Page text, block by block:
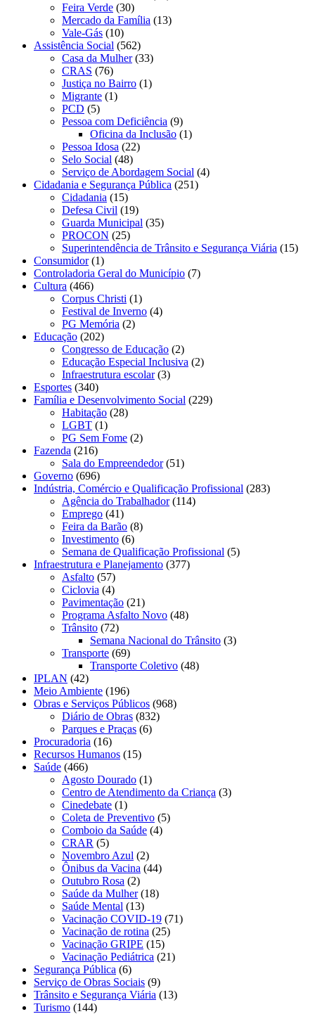
Feira Verde (30)
Mercado da Família (13)
Vale-Gás (10)
Assistência Social (562)
Casa da Mulher(33)
CRAS (76)
Justiça no Bairro (1)
Migrante (1)
PCD (5)
Pessoa com Deficiência (9)
Oficina da Inclusão (1)
Pessoa Idosa (22)
Selo Social (48)
Serviço de Abordagem Social (4)
Cidadania e Segurança Pública (251)
Cidadania (15)
Defesa Civil (19)
Guarda Municipal (35)
PROCON (25)
Superintendência de Trânsito e Segurança Viária (15)
Consumidor(1)
Controladoria Geral do Município (7)
Cultura (466)
Corpus Christi (1)
Festival de Inverno (4)
PG Memória (2)
Educação (202)
Congresso de Educação (2)
Educação Especial Inclusiva (2)
Infraestrutura escolar(3)
Esportes (340)
Família e Desenvolvimento Social (229)
Habitação (28)
LGBT (1)
PG Sem Fome (2)
Fazenda (216)
Sala do Empreendedor(51)
Governo (696)
Indústria, Comércio e Qualificação Profissional (283)
Agência do Trabalhador(114)
Emprego (41)
Feira da Barão (8)
Investimento (6)
Semana de Qualificação Profissional (5)
Infraestrutura e Planejamento (377)
Asfalto (57)
Ciclovia (4)
Pavimentação (21)
Programa Asfalto Novo (48)
Trânsito (72)
Semana Nacional do Trânsito (3)
Transporte (69)
Transporte Coletivo (48)
IPLAN (42)
Meio Ambiente (196)
Obras e Serviços Públicos (968)
Diário de Obras (832)
Parques e Praças (6)
Procuradoria (16)
Recursos Humanos (15)
Saúde (466)
Agosto Dourado (1)
Centro de Atendimento da Criança (3)
Cinedebate (1)
Coleta de Preventivo (5)
Comboio da Saúde (4)
CRAR (5)
Novembro Azul (2)
Ônibus da Vacina (44)
Outubro Rosa (2)
Saúde da Mulher(18)
Saúde Mental (13)
Vacinação COVID-19 (71)
Vacinação de rotina (25)
Vacinação GRIPE (15)
Vacinação Pediátrica (21)
Segurança Pública (6)
Serviço de Obras Sociais (9)
Trânsito e Segurança Viária (13)
Turismo (144)